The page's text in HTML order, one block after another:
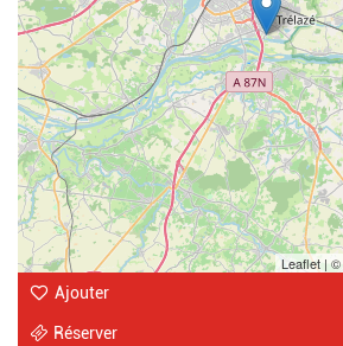
Leaflet | ©
Ajouter
Réserver